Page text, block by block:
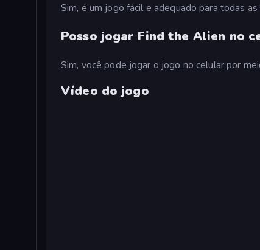
Sim, é um jogo fácil e adequado para todas as
Posso jogar Find the Alien no
Sim, você pode jogar o jogo no celular por
Vídeo do jogo